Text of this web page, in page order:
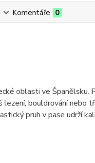
Komentáře 0
oblasti ve Španělsku.
bouldrování nebo
pruh v pase udrží